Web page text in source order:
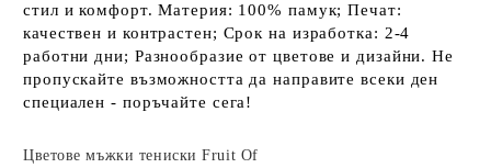
стил и комфорт. Материя: 100% памук; Печат:
качествен и контрастен; Срок на изработка: 2-4
работни дни; Разнообразие от цветове и дизайни. Не
пропускайте възможността да направите всеки ден
специален - поръчайте сега!
Цветове мъжки тениски Fruit Of